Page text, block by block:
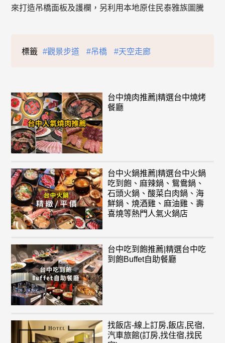
來打造吊橋面板及護欄，另利用本地原住民泰雅族圖騰
標籤 #觀景步道 #吊橋 #天空走廊
台中燒肉推薦|精選台中燒烤
餐廳
台中火鍋推薦|精選台中火鍋
吃到飽、麻辣鍋、鴛鴦鍋、
石頭火鍋、酸菜白肉鍋、海
鮮鍋、燒酒雞、麻油雞、壽
喜燒等熱門人氣火鍋店
台中吃到飽推薦|精選台中吃
到飽Buffet自助餐廳
找飯店-線上訂房,飯店,民宿,
汽車旅館(訂房,找住宿,找民